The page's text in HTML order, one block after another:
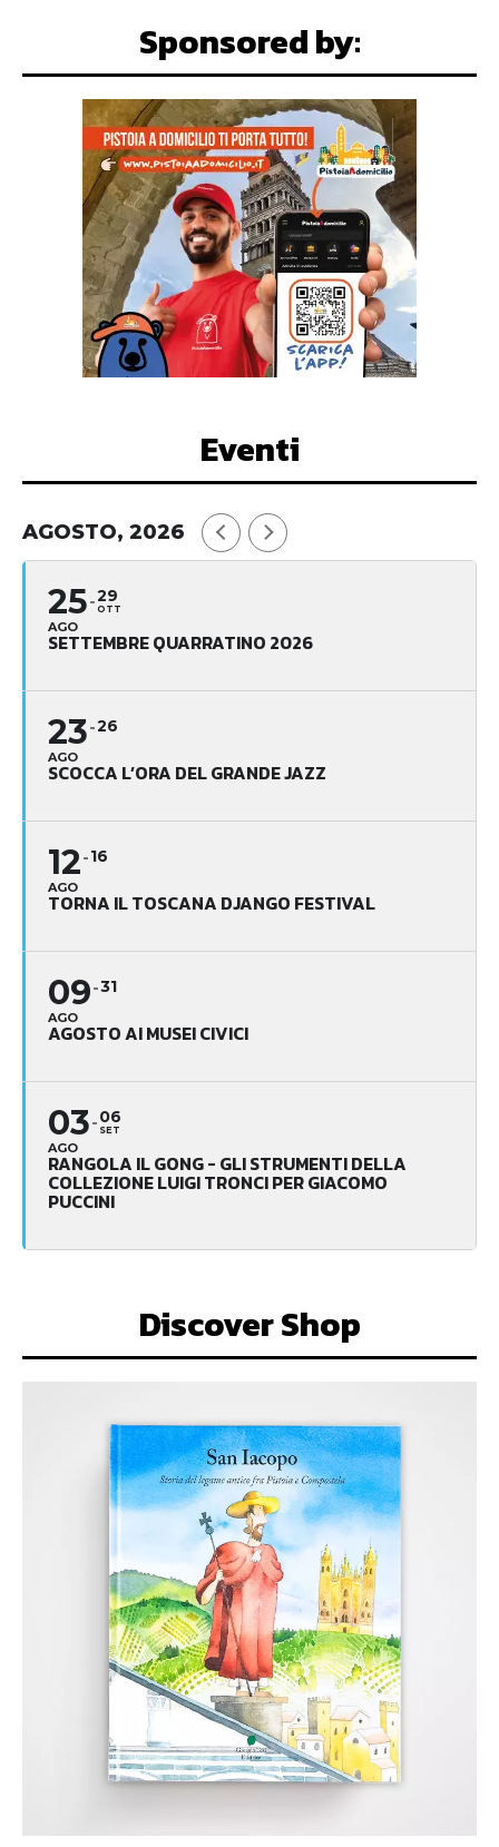
Sponsored by:
Eventi
AGOSTO, 2026
25
AGO
29
OTT
SETTEMBRE QUARRATINO 2026
23
AGO
26
SCOCCA L’ORA DEL GRANDE JAZZ
12
AGO
16
TORNA IL TOSCANA DJANGO FESTIVAL
09
AGO
31
AGOSTO AI MUSEI CIVICI
03
AGO
06
SET
RANGOLA IL GONG - GLI STRUMENTI DELLA
COLLEZIONE LUIGI TRONCI PER GIACOMO
PUCCINI
Discover Shop